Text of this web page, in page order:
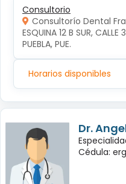
Consultorio
Consultorío Dental
ESQUINA 12 B SUR,
PUEBLA, PUE.
Horarios disponibles
Dr.
Cédula: